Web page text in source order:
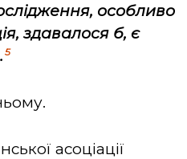
особливо
здавалося б, є
5
асоціації